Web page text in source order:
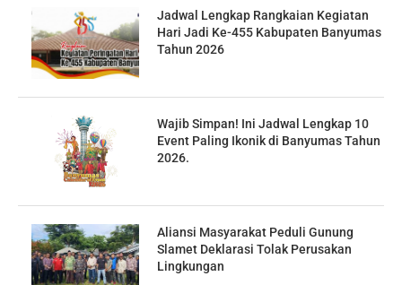
Jadwal Lengkap Rangkaian Kegiatan
Hari Jadi Ke-455 Kabupaten Banyumas
Tahun 2026
Wajib Simpan! Ini Jadwal Lengkap 10
Event Paling Ikonik di Banyumas Tahun
2026.
Aliansi Masyarakat Peduli Gunung
Slamet Deklarasi Tolak Perusakan
Lingkungan